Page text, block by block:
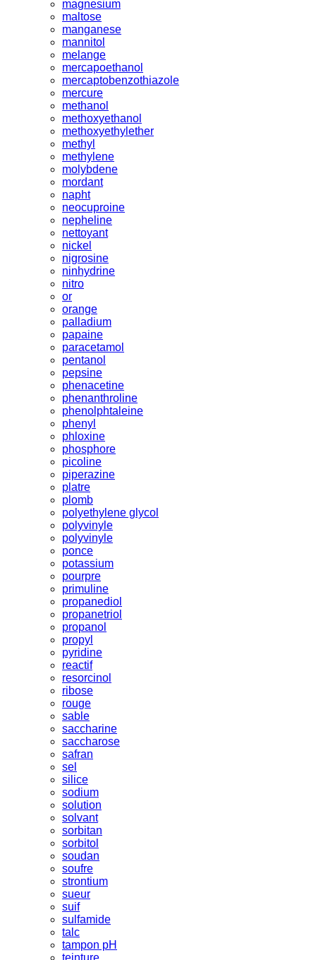
magnesium
maltose
manganese
mannitol
melange
mercapoethanol
mercaptobenzothiazole
mercure
methanol
methoxyethanol
methoxyethylether
methyl
methylene
molybdene
mordant
napht
neocuproine
nepheline
nettoyant
nickel
nigrosine
ninhydrine
nitro
or
orange
palladium
papaine
paracetamol
pentanol
pepsine
phenacetine
phenanthroline
phenolphtaleine
phenyl
phloxine
phosphore
picoline
piperazine
platre
plomb
polyethylene glycol
polyvinyle
polyvinyle
ponce
potassium
pourpre
primuline
propanediol
propanetriol
propanol
propyl
pyridine
reactif
resorcinol
ribose
rouge
sable
saccharine
saccharose
safran
sel
silice
sodium
solution
solvant
sorbitan
sorbitol
soudan
soufre
strontium
sueur
suif
sulfamide
talc
tampon pH
teinture